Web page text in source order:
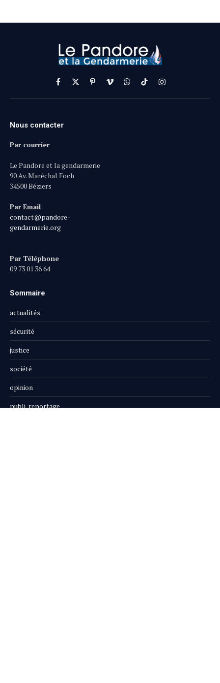
Facebook
X
(Twitter)
PinterestVimeoWhatsApp
TikTokInstagram
Nous contacter
Par courrier
Le Pandore et la gendarmerie
90 Av. Maréchal Foch
34500 Béziers
Par Email
contact@pandore-
gendarmerie.org
Par Téléphone
09 73 01 36 64
Sommaire
actualités
sécurité
justice
société
opinion
publi-reportage